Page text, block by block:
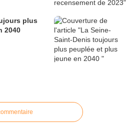
plus
2040